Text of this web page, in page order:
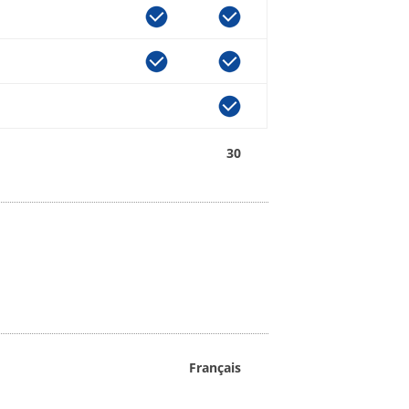
30
Français